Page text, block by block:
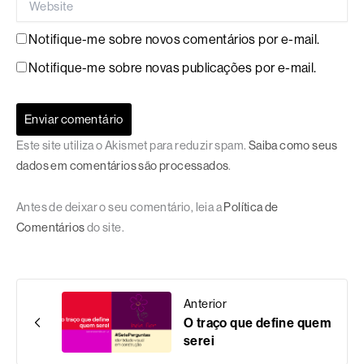
Notifique-me sobre novos comentários por e-mail.
Notifique-me sobre novas publicações por e-mail.
Este site utiliza o Akismet para reduzir spam. Saiba como seus
dados em comentários são processados.
Antes de deixar o seu comentário, leia a Política de
Comentáriosdo site.
Anterior
O traço que define quem
serei